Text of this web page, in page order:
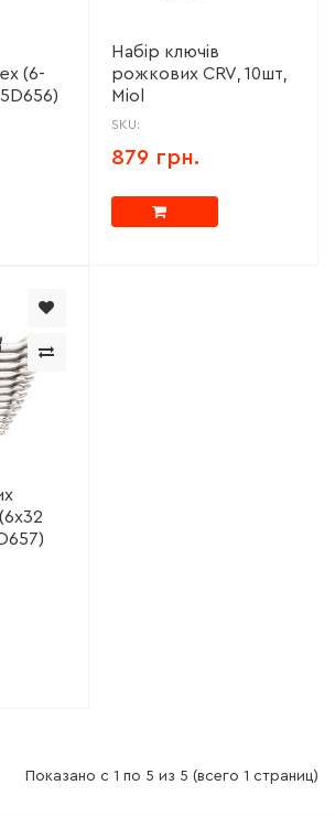
(6-
Набір ключів
рожкових CRV, 10шт,
Miol
SKU:
879 грн.
Показано с 1 по 5 из 5 (всего 1 страниц)